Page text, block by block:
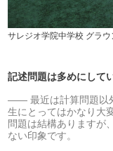
サレジオ学院中学校 グラウ
記述問題は多めにして
最近は計算問題以
生にとってはかなり大
問題は結構ありますが
ない印象です。